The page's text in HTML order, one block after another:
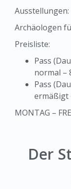
Ausstellungen:
Archäologen
Preisliste:
Pass
normal –
Pass
ermäßigt
MONTAG –
Der